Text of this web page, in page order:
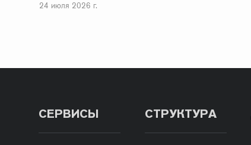
24 июля 2026 г.
СЕРВИСЫ СТРУКТУРА